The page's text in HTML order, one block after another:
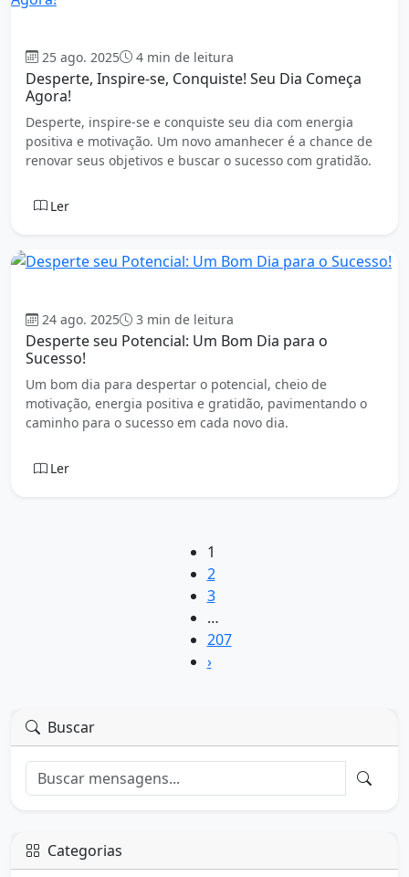
25 ago. 2025 4 min de leitura
Desperte, Inspire-se, Conquiste! Seu Dia Começa
Agora!
Desperte, inspire-se e conquiste seu dia com energia
positiva e motivação. Um novo amanhecer é a chance de
renovar seus objetivos e buscar o sucesso com gratidão.
Ler
24 ago. 2025 3 min de leitura
Desperte seu Potencial: Um Bom Dia para o
Sucesso!
Um bom dia para despertar o potencial, cheio de
motivação, energia positiva e gratidão, pavimentando o
caminho para o sucesso em cada novo dia.
Ler
1
2
3
…
207
›
Buscar
Categorias